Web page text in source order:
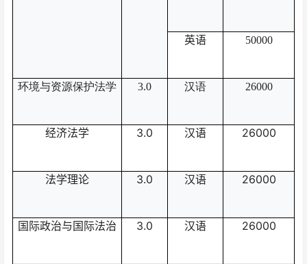
英语 50000
环境与资源保护法学 3.0 汉语 26000
经济法学 3.0 汉语 26000
法学理论 3.0 汉语 26000
国际政治与国际法治 3.0 汉语 26000